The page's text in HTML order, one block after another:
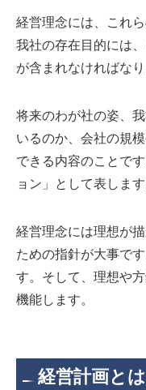
経営理念には、これ
我社の存在目的には
が含まれなければなり
将来のわが社の姿、
いるのか、会社の規
できる内容のことで
ョン」として表します
経営理念には理想が
ための指針が大事で
す。そして、理想や
機能します。
経営計画とは